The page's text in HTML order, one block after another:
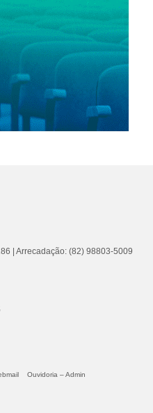
| Arrecadação: (82) 98803-5009
Ouvidoria – Admin